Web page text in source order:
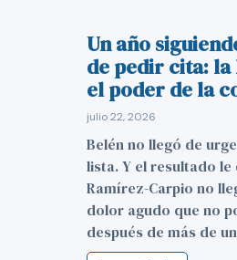
Un año
de pedir cita:
el poder de la
julio 22, 2026
Belén no llegó de
lista. Y el resultado
Ramírez-Carpio no
dolor agudo que no
después de más de